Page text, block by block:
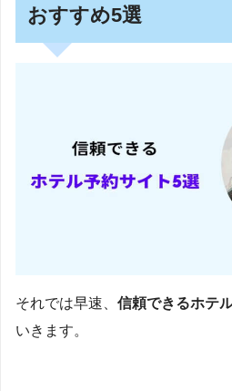
おすすめ5選
それでは早速、 信頼できるホテ
いきます。